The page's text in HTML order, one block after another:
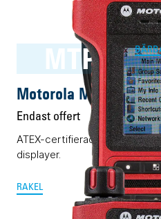
Motorola MTP8550Ex
Endast offert
ATEX-certifierad Rakelmobil
displayer.
RAKEL